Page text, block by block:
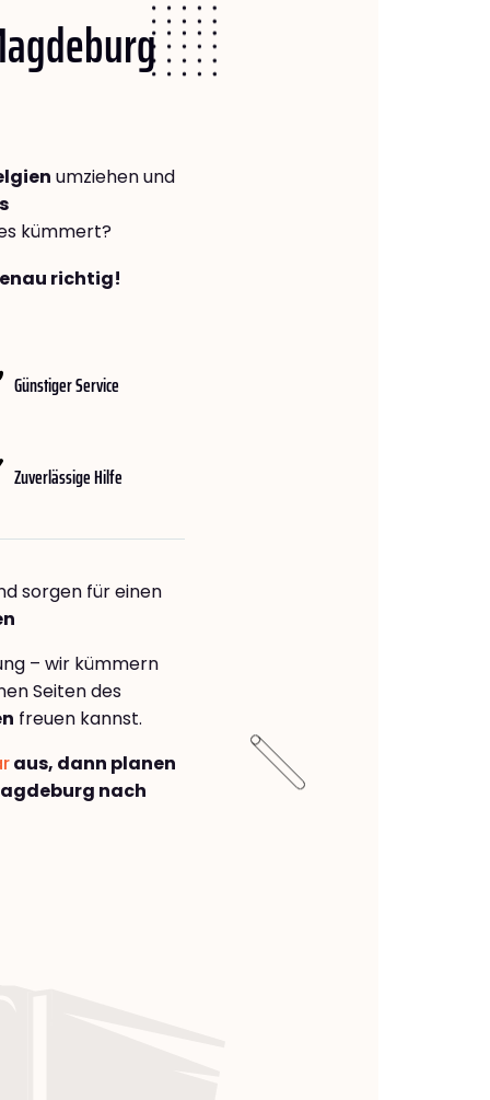
umziehen und
kümmert?
richtig!
Günstiger Service
Zuverlässige Hilfe
sorgen für einen
– wir kümmern
Seiten des
freuen kannst.
aus, dann planen
nach